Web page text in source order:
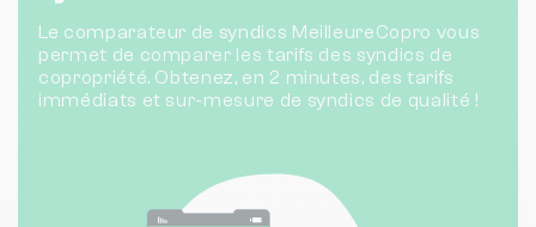
Le comparateur de syndics MeilleureCopro vous
permet de comparer les tarifs des syndics de
copropriété. Obtenez, en 2 minutes, des tarifs
immédiats et sur-mesure de syndics de qualité !